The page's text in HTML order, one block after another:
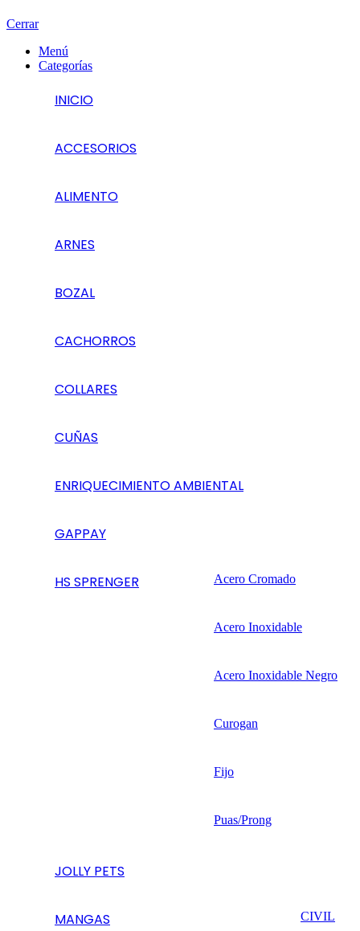
Cerrar
Menú
Categorías
INICIO
ACCESORIOS
ALIMENTO
ARNES
BOZAL
CACHORROS
COLLARES
CUÑAS
ENRIQUECIMIENTO AMBIENTAL
GAPPAY
HS SPRENGER Acero Cromado
Acero Inoxidable
Acero Inoxidable Negro
Curogan
Fijo
Puas/Prong
JOLLY PETS
MANGAS CIVIL